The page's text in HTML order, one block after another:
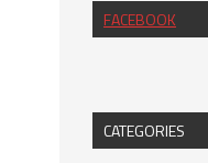
FACEBOOK
CATEGORIES